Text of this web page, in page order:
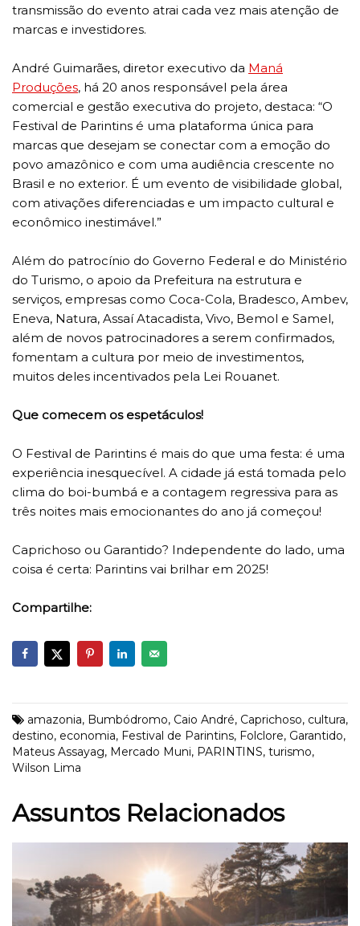
transmissão do evento atrai cada vez mais atenção de
marcas e investidores.
André Guimarães, diretor executivo da Maná
Produções, há 20 anos responsável pela área
comercial e gestão executiva do projeto, destaca: “O
Festival de Parintins é uma plataforma única para
marcas que desejam se conectar com a emoção do
povo amazônico e com uma audiência crescente no
Brasil e no exterior. É um evento de visibilidade global,
com ativações diferenciadas e um impacto cultural e
econômico inestimável.”
Além do patrocínio do Governo Federal e do Ministério
do Turismo, o apoio da Prefeitura na estrutura e
serviços, empresas como Coca-Cola, Bradesco, Ambev,
Eneva, Natura, Assaí Atacadista, Vivo, Bemol e Samel,
além de novos patrocinadores a serem confirmados,
fomentam a cultura por meio de investimentos,
muitos deles incentivados pela Lei Rouanet.
Que comecem os espetáculos!
O Festival de Parintins é mais do que uma festa: é uma
experiência inesquecível. A cidade já está tomada pelo
clima do boi-bumbá e a contagem regressiva para as
três noites mais emocionantes do ano já começou!
Caprichoso ou Garantido? Independente do lado, uma
coisa é certa: Parintins vai brilhar em 2025!
Compartilhe:
amazonia, Bumbódromo, Caio André, Caprichoso, cultura,
destino, economia, Festival de Parintins, Folclore, Garantido,
Mateus Assayag, Mercado Muni, PARINTINS, turismo,
Wilson Lima
Assuntos Relacionados